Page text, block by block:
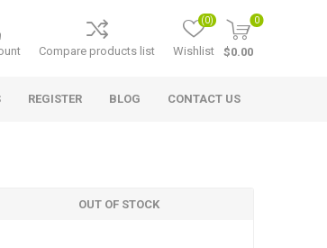
Compare products list Wishlist
(0) 0
$0.00
REGISTER BLOG CONTACT US
OUT OF STOCK